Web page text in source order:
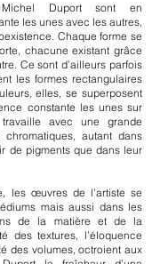
Duport sont en
les unes avec les autres,
Chaque forme se
chacune existant grâce
Ce sont d’ailleurs parfois
les formes rectangulaires
elles, se superposent
constante les unes sur
avec une grande
autant dans
de pigments que dans leur
les œuvres de l’artiste se
mais aussi dans les
de la matière et de la
des textures, l’éloquence
des volumes, octroient aux